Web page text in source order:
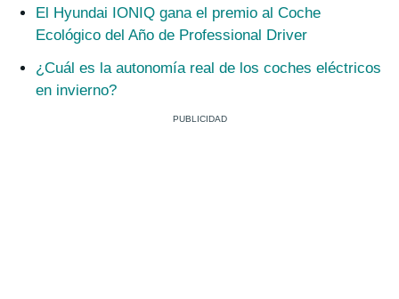
El Hyundai IONIQ gana el premio al Coche
Ecológico del Año de Professional Driver
¿Cuál es la autonomía real de los coches eléctricos
en invierno?